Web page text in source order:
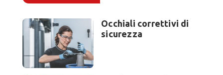
Occhiali correttivi di
sicurezza